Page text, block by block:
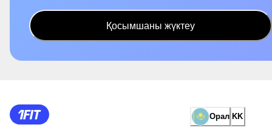
Қосымшаны жүктеу
Орал KK